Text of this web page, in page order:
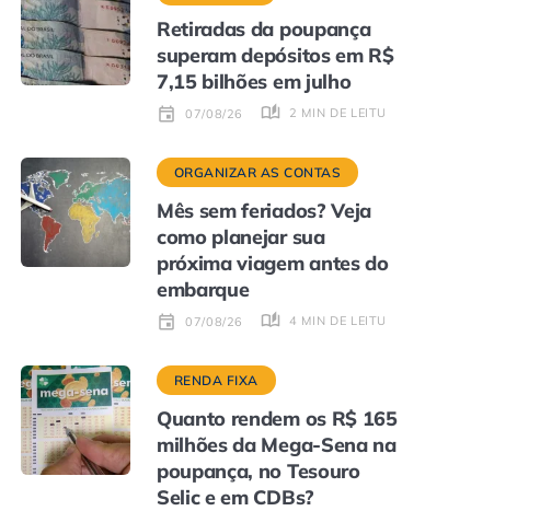
Retiradas da poupança
superam depósitos em R$
7,15 bilhões em julho
07/08/26 2 MIN DE LEITURA
ORGANIZAR AS CONTAS
Mês sem feriados? Veja
como planejar sua
próxima viagem antes do
embarque
07/08/26 4 MIN DE LEITURA
RENDA FIXA
Quanto rendem os R$ 165
milhões da Mega-Sena na
poupança, no Tesouro
Selic e em CDBs?